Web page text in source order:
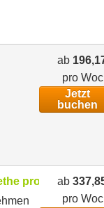
ab
pro
Jetzt
buchen
pro Woche
ab
pro